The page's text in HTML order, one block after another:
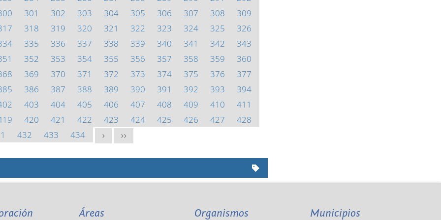
301 302 303 304 305 306 307 308
309
318 319 320 321 322 323 324 325
326
335 336 337 338 339 340 341 342
343
352 353 354 355 356 357 358 359
360
369 370 371 372 373 374 375 376
377
386 387 388 389 390 391 392 393
394
403 404 405 406 407 408 409 410
411
420 421 422 423 424 425 426 427
428
432 433 434 > >>
Áreas Organismos Municipios